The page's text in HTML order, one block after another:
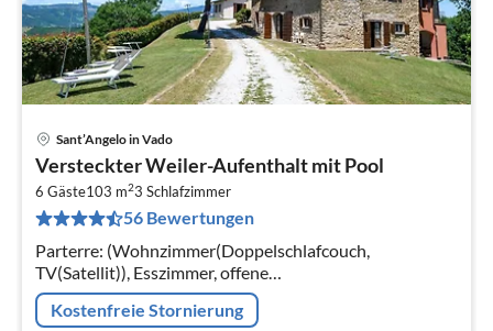
Sant’Angelo in Vado
Versteckter Weiler-Aufenthalt mit Pool
6 Gäste103 m23 Schlafzimmer
56 Bewertungen
Parterre: (Wohnzimmer(Doppelschlafcouch,
TV(Satellit)), Esszimmer, offene
Küche(Kaffeemaschine(Filter), Backofen,
Kühl-/Gefrierkombination), Schlafzimmer(Doppelbett)
Kostenfreie Stornierung